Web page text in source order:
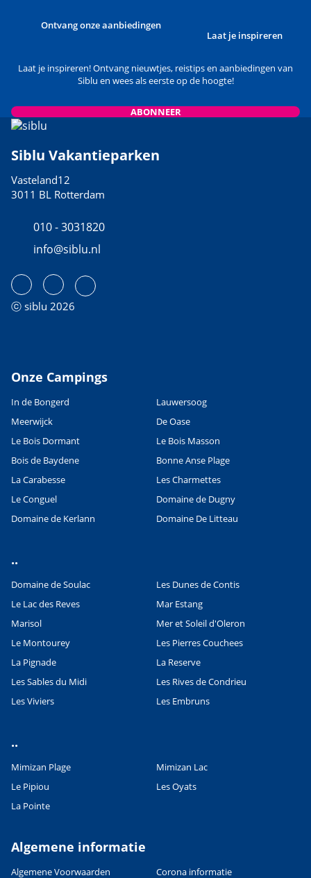
OpenStreetMapcontributors, Points © 2012 LINZ
Ontvang onze aanbiedingen
Laat je inspireren
Laat je inspireren! Ontvang nieuwtjes, reistips en aanbiedingen van
Siblu en wees als eerste op de hoogte!
ABONNEER
Siblu Vakantieparken
Vasteland12
3011 BL Rotterdam
010 - 3031820
info@siblu.nl
ⓒ siblu 2026
Onze Campings
In de Bongerd
Lauwersoog
Meerwijck
De Oase
Le Bois Dormant
Le Bois Masson
Bois de Baydene
Bonne Anse Plage
La Carabesse
Les Charmettes
Le Conguel
Domaine de Dugny
Domaine de Kerlann
Domaine De Litteau
..
Domaine de Soulac
Les Dunes de Contis
Le Lac des Reves
Mar Estang
Marisol
Mer et Soleil d'Oleron
Le Montourey
Les Pierres Couchees
La Pignade
La Reserve
Les Sables du Midi
Les Rives de Condrieu
Les Viviers
Les Embruns
..
Mimizan Plage
Mimizan Lac
Le Pipiou
Les Oyats
La Pointe
Algemene informatie
Algemene Voorwaarden Corona informatie